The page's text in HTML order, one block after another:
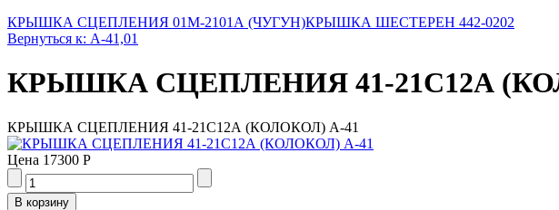
КРЫШКА СЦЕПЛЕНИЯ 01М-2101А (ЧУГУН)КРЫШКА ШЕСТЕРЕН 442-0202
Вернуться к: А-41,01
КРЫШКА СЦЕПЛЕНИЯ 41-21С12А
КРЫШКА СЦЕПЛЕНИЯ 41-21С12А (КОЛОКОЛ) А-41
Цена 17300 Р